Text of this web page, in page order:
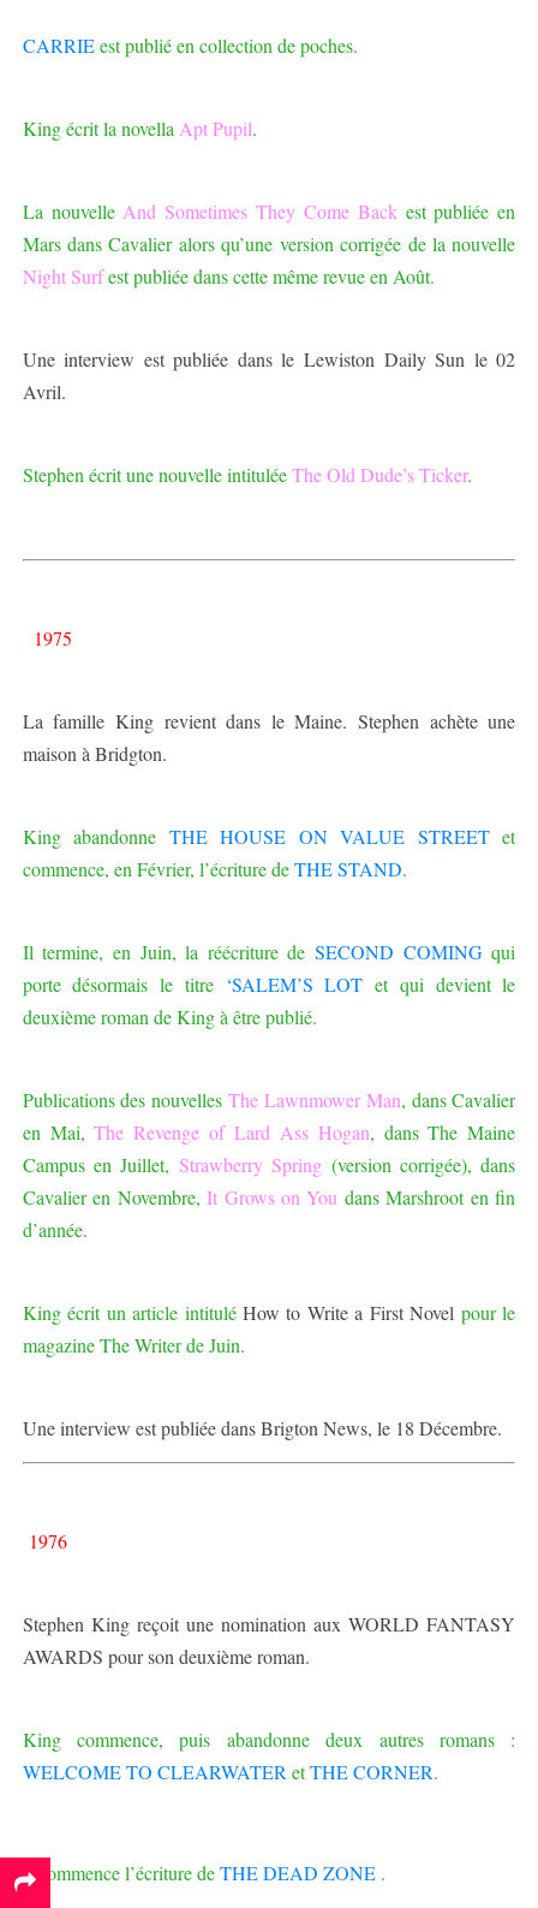
CARRIEest publié en collection de poches.
King écrit la novella Apt Pupil.
La nouvelle And Sometimes They Come Back est publiée en
Mars dans Cavalier alors qu’une version corrigée de la nouvelle
Night Surfest publiée dans cette même revue en Août.
Une interview est publiée dans le Lewiston Daily Sun le 02
Avril.
Stephen écrit une nouvelle intituléeThe Old Dude’s Ticker.
1975
La famille King revient dans le Maine. Stephen achète une
maison à Bridgton.
King abandonne THE HOUSE ON VALUE STREETet
commence, en Février, l’écriture deTHE STAND.
Il termine, en Juin, la réécriture deSECOND COMINGqui
porte désormais le titre‘SALEM’S LOT et qui devient le
deuxième roman de King à être publié.
Publications des nouvellesThe Lawnmower Man, dans Cavalier
en Mai,The Revenge of Lard Ass Hogan, dans The Maine
Campus en Juillet, Strawberry Spring (version corrigée), dans
Cavalier en Novembre, It Grows on You dans Marshroot en fin
d’année.
King écrit un article intituléHow to Write a First Novel pour le
magazine The Writer de Juin.
Une interview est publiée dans Brigton News, le 18 Décembre.
1976
Stephen King reçoit une nomination aux WORLD FANTASY
AWARDS pour son deuxième roman.
King commence, puis abandonne deux autres romans :
WELCOME TO CLEARWATER etTHE CORNER.
Il commence l’écriture deTHE DEAD ZONE .